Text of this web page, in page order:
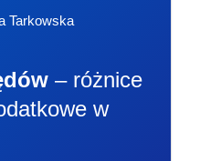
Tarkowska
– różnice
w